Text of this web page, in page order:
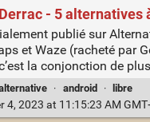
- 5 alternatives
publié sur
et Waze (racheté par
la conjonction de
· android · libre
4, 2023 at 11:15:23 AM